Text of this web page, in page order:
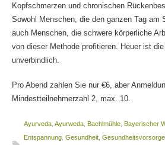
Kopfschmerzen und chronischen
Sowohl Menschen, die den ganzen Tag am
auch Menschen, die schwere körperliche
von dieser Methode profitieren. Heuer ist
unverbindlich.
Pro Abend zahlen Sie nur €6, aber
Mindestteilnehmerzahl 2, max. 10.
Ayurveda, Ayurweda, Bachlmühle, Bayerischer
Entspannung, Gesundheit, Gesundheitsvorsorge,